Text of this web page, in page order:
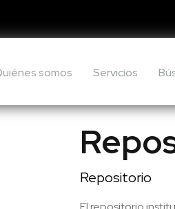
somos Servicios
Repositorio